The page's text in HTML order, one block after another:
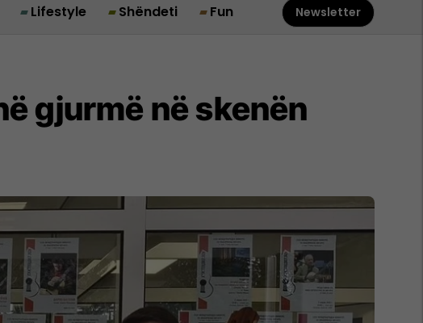
Lifestyle Shëndeti Fun Newsletter
gjurmë në skenën